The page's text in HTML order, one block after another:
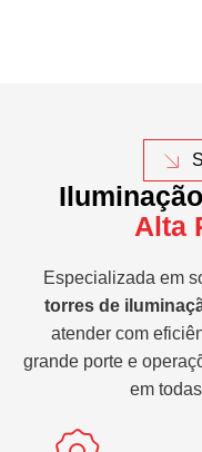
Alta
Especializada em
torres de
atender com
grande porte e
em